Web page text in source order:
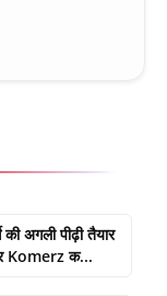
की अगली पीढ़ी तैयार
Komerz क...